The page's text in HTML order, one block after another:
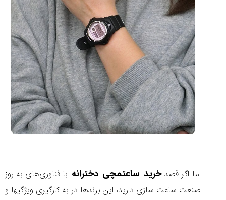
اما اگر قصدخرید ساعتمچی دخترانه با فناوری‌های به روز
صنعت ساعت سازی دارید، این برند‌ها در به کارگیری ویژگیها و